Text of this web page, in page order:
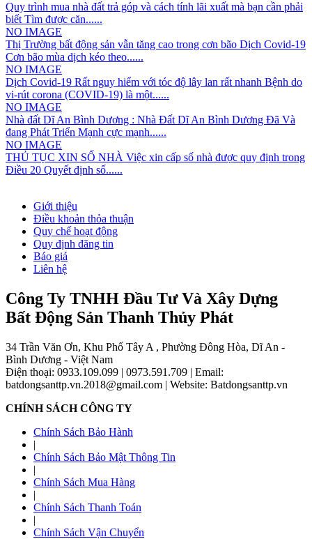
Quy trình mua nhà đất trả góp và cách tính lãi xuất mà bạn cần phải
biết Tìm được căn......
NO IMAGE
Thị Trường bất động sản vẫn tăng cao trong cơn bão Dịch Covid-19
Cơn bão mùa dịch kéo theo......
NO IMAGE
Dịch Covid-19 Rất nguy hiểm với tóc độ lây lan rất nhanh Bệnh do
vi-rút corona (COVID-19) là một......
NO IMAGE
Nhà đất Dĩ An Bình Dương : Nhà Đất Dĩ An Bình Dương Đã Và
đang Phát Triển Mạnh cực mạnh......
NO IMAGE
THỦ TỤC XIN SỐ NHÀ Việc xin cấp số nhà được quy định trong
Điều 20 Quyết định số......
Giới thiệu
Điều khoản thỏa thuận
Quy chế hoạt động
Quy định đăng tin
Báo giá
Liên hệ
Công Ty TNHH Đầu Tư Và Xây Dựng
Bất Động Sản Thanh Thủy Phát
34 Trần Văn Ơn, Khu Phố Tây A , Phường Đông Hòa, Dĩ An -
Bình Dương - Việt Nam
Điện thoại: 0933.109.099 | 0973.591.709 | Email:
batdongsanttp.vn.2018@gmail.com | Website: Batdongsanttp.vn
CHÍNH SÁCH CÔNG TY
Chính Sách Bảo Hành
|
Chính Sách Bảo Mật Thông Tin
|
Chính Sách Mua Hàng
|
Chính Sách Thanh Toán
|
Chính Sách Vận Chuyển